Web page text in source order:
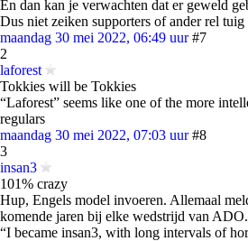
En dan kan je verwachten dat er geweld
Dus niet zeiken supporters of ander rel
maandag 30 mei 2022, 06:49 uur #7
2
laforest
Tokkies will be Tokkies
“Laforest” seems like one of the more
regulars
maandag 30 mei 2022, 07:03 uur #8
3
insan3
101% crazy
Hup, Engels model invoeren. Allemaal
komende jaren bij elke wedstrijd van ADO.
“I became insan3, with long intervals of